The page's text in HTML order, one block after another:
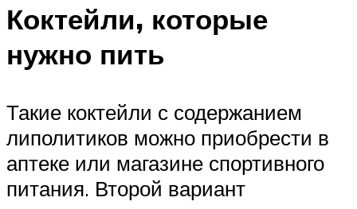
Коктейли, которые
нужно пить
Такие коктейли с содержанием
липолитиков можно приобрести в
аптеке или магазине спортивного
питания. Второй вариант